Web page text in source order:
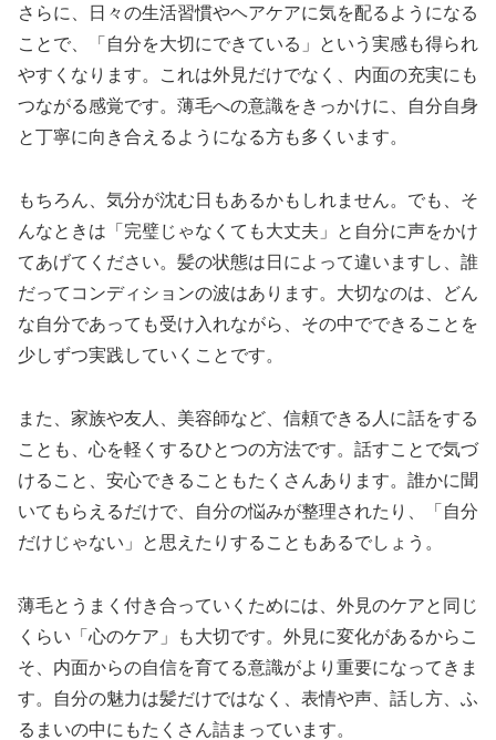
さらに、日々の生活習慣やヘアケアに気を配るようになる
ことで、「自分を大切にできている」という実感も得られ
やすくなります。これは外見だけでなく、内面の充実にも
つながる感覚です。薄毛への意識をきっかけに、自分自身
と丁寧に向き合えるようになる方も多くいます。
もちろん、気分が沈む日もあるかもしれません。でも、そ
んなときは「完璧じゃなくても大丈夫」と自分に声をかけ
てあげてください。髪の状態は日によって違いますし、誰
だってコンディションの波はあります。大切なのは、どん
な自分であっても受け入れながら、その中でできることを
少しずつ実践していくことです。
また、家族や友人、美容師など、信頼できる人に話をする
ことも、心を軽くするひとつの方法です。話すことで気づ
けること、安心できることもたくさんあります。誰かに聞
いてもらえるだけで、自分の悩みが整理されたり、「自分
だけじゃない」と思えたりすることもあるでしょう。
薄毛とうまく付き合っていくためには、外見のケアと同じ
くらい「心のケア」も大切です。外見に変化があるからこ
そ、内面からの自信を育てる意識がより重要になってきま
す。自分の魅力は髪だけではなく、表情や声、話し方、ふ
るまいの中にもたくさん詰まっています。